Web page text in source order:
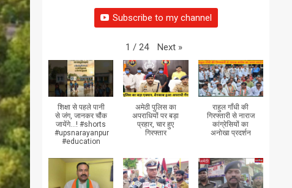
Subscribe to my channel
1 / 24 Next »
शिक्षा से पहले पानी
से जंग, जानकर चौंक
जायेंगे...! #shorts
#upsnarayanpur
#education
अमेठी पुलिस का
अपराधियों पर बड़ा
प्रहार, चार हुए
गिरफ्तार
राहुल गाँधी की
गिरफ्तारी से नाराज
कांग्रेसियों का
अनोखा प्रदर्शन